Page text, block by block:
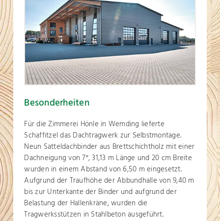
Besonderheiten
Für die Zimmerei Hönle in Wemding lieferte
Schaffitzel das Dachtragwerk zur Selbstmontage.
Neun Satteldachbinder aus Brettschichtholz mit einer
Dachneigung von 7°, 31,13 m Länge und 20 cm Breite
wurden in einem Abstand von 6,50 m eingesetzt.
Aufgrund der Traufhöhe der Abbundhalle von 9,40 m
bis zur Unterkante der Binder und aufgrund der
Belastung der Hallenkräne, wurden die
Tragwerksstützen in Stahlbeton ausgeführt.